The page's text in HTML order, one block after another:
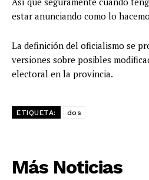
estar anunciando como lo
La definición del oficialismo se
versiones sobre posibles
electoral en la provincia.
ETIQUETA: dos
Más Noticias